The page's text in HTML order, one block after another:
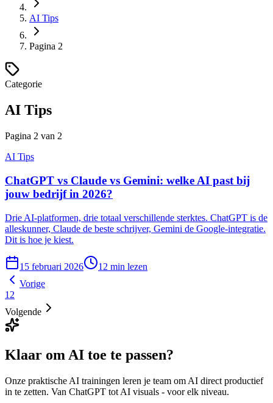
AI Tips
Pagina 2
Categorie
AI Tips
Pagina 2 van 2
AI Tips
ChatGPT vs Claude vs Gemini: welke AI past bij
jouw bedrijf in 2026?
Drie AI-platformen, drie totaal verschillende sterktes. ChatGPT is de
alleskunner, Claude de beste schrijver, Gemini de Google-integratie.
Dit is hoe je kiest.
15 februari 2026 12 min lezen
Vorige
1 2
Volgende
Klaar om AI toe te passen?
Onze praktische AI trainingen leren je team om AI direct productief
in te zetten. Van ChatGPT tot AI visuals - voor elk niveau.